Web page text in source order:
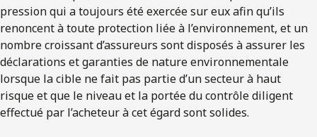
pression qui a toujours été exercée sur eux afin qu’ils
renoncent à toute protection liée à l’environnement, et un
nombre croissant d’assureurs sont disposés à assurer les
déclarations et garanties de nature environnementale
lorsque la cible ne fait pas partie d’un secteur à haut
risque et que le niveau et la portée du contrôle diligent
effectué par l’acheteur à cet égard sont solides.